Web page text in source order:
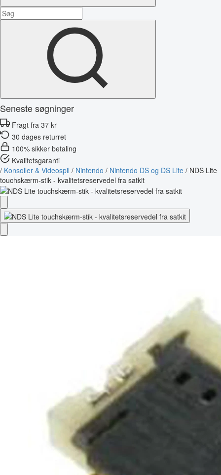
Seneste søgninger
Fragt fra 37 kr
30 dages returret
100% sikker betaling
Kvalitetsgaranti
/ Konsoller & Videospil / Nintendo / Nintendo DS og DS Lite / NDS Lite
touchskærm-stik - kvalitetsreservedel fra satkit